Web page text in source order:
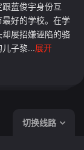
蓝俊宇身份互
好的学校。在学
屡招嫌诬陷的骆
子黎...展开
切换线路